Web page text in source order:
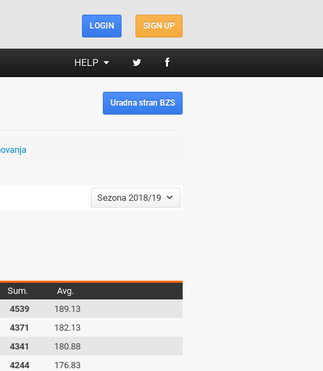
SIGN UP
LOGIN
HELP
Uradna stran BZS
Sezona 2018/19
Sum.
Avg.
4539
189.13
4371
182.13
4341
180.88
4244
176.83